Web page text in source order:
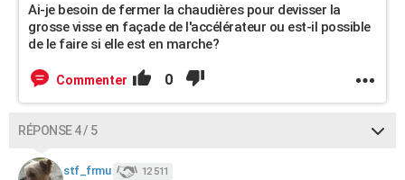
Ai-je besoin de fermer la chaudières pour devisser la
grosse visse en façade de l'accélérateur ou est-il possible
de le faire si elle est en marche?
Commenter 0
RÉPONSE 4 / 5
stf_frmu 12 511